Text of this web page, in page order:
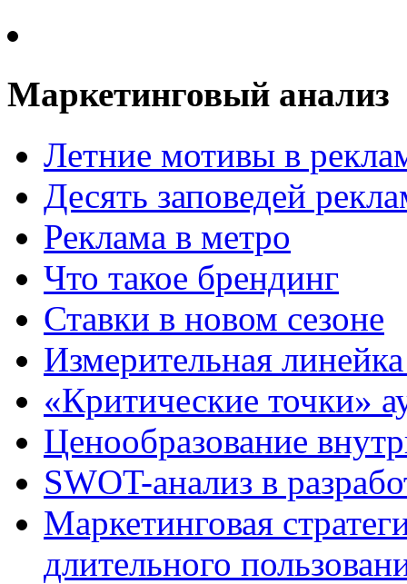
Маркетинговый анализ
Летние мотивы в
Десять заповедей
Реклама в метро
Что такое брендинг
Ставки в новом сезоне
Измерительная
«Критические точки»
Ценообразование
SWOT-анализ в
Маркетинговая
длительного